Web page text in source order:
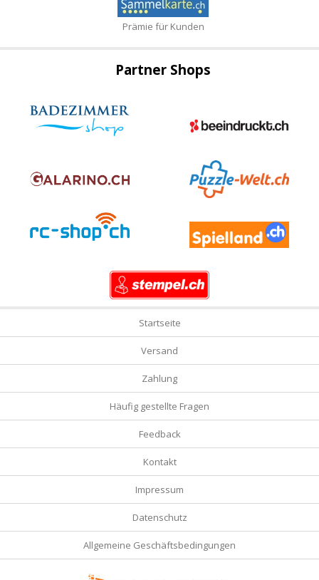
Prämie für Kunden
Partner Shops
Startseite
Versand
Zahlung
Häufig gestellte Fragen
Feedback
Kontakt
Impressum
Datenschutz
Allgemeine Geschäftsbedingungen